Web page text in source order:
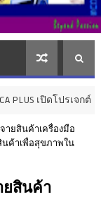
เปิดโปรเจกต์
ายสินค้าเครื่องมือ
นค้าเพื่อสุขภาพใน
ยสินค้า